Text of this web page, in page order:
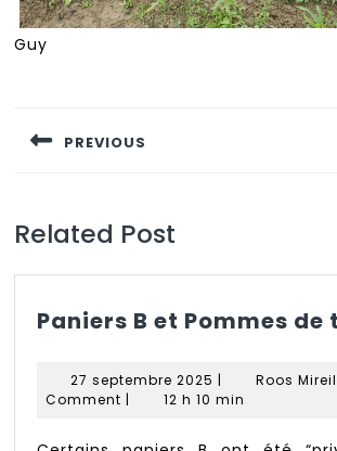
Guy
l’article
PREVIOUS
Related Post
Paniers B et Pommes de
27 septembre 2025 27
septembre
| Roos
Comment | 12 h 10 min